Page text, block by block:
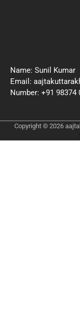
Name: Sunil Kumar
Email:
Number: +91 98374
Copyright © 2026